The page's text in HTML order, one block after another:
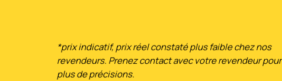
*prix indicatif, prix réel constaté plus faible chez nos
revendeurs. Prenez contact avec votre revendeur pour
plus de précisions.